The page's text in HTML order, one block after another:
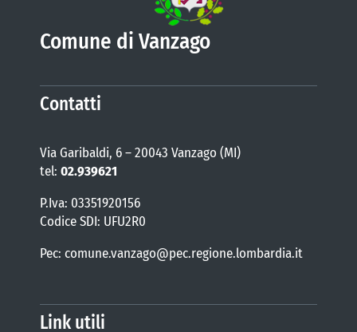
Comune di Vanzago
Contatti
Via Garibaldi, 6 – 20043 Vanzago (MI)
tel: 02.939621
P.Iva: 03351920156
Codice SDI: UFU2R0
Pec: comune.vanzago@pec.regione.lombardia.it
Link utili